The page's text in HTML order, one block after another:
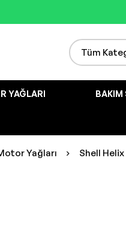
YAĞLARI BAKIM
Yağları Shell